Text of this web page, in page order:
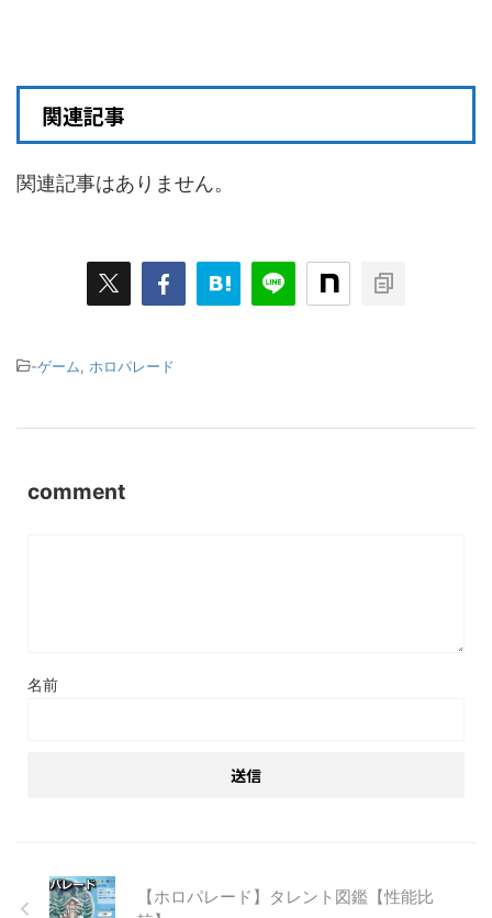
関連記事
関連記事はありません。
-ゲーム ホロパレード
comment
名前
【ホロパレード】タレント図鑑【性能比